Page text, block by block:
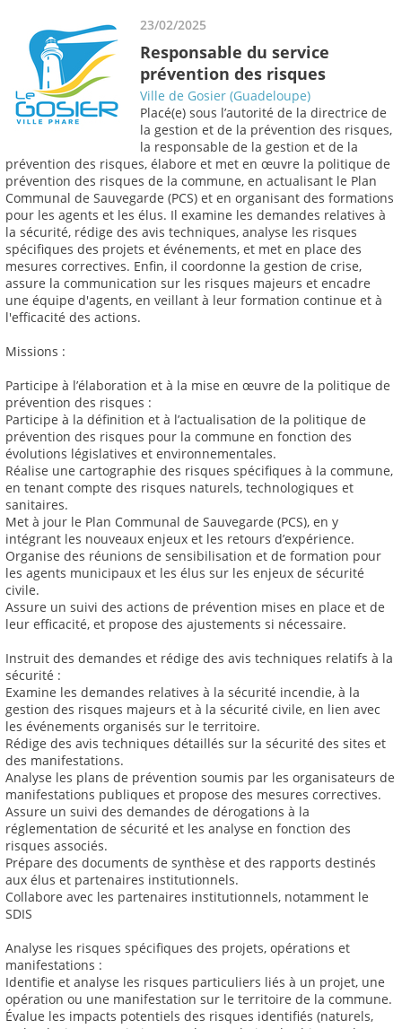
23/02/2025
Responsable du service
prévention des risques
Ville de Gosier (Guadeloupe)
Placé(e) sous l’autorité de la directrice de
la gestion et de la prévention des risques,
la responsable de la gestion et de la
prévention des risques, élabore et met en œuvre la politique de
prévention des risques de la commune, en actualisant le Plan
Communal de Sauvegarde (PCS) et en organisant des formations
pour les agents et les élus. Il examine les demandes relatives à
la sécurité, rédige des avis techniques, analyse les risques
spécifiques des projets et événements, et met en place des
mesures correctives. Enfin, il coordonne la gestion de crise,
assure la communication sur les risques majeurs et encadre
une équipe d'agents, en veillant à leur formation continue et à
l'efficacité des actions.
Missions :
Participe à l’élaboration et à la mise en œuvre de la politique de
prévention des risques :
Participe à la définition et à l’actualisation de la politique de
prévention des risques pour la commune en fonction des
évolutions législatives et environnementales.
Réalise une cartographie des risques spécifiques à la commune,
en tenant compte des risques naturels, technologiques et
sanitaires.
Met à jour le Plan Communal de Sauvegarde (PCS), en y
intégrant les nouveaux enjeux et les retours d’expérience.
Organise des réunions de sensibilisation et de formation pour
les agents municipaux et les élus sur les enjeux de sécurité
civile.
Assure un suivi des actions de prévention mises en place et de
leur efficacité, et propose des ajustements si nécessaire.
Instruit des demandes et rédige des avis techniques relatifs à la
sécurité :
Examine les demandes relatives à la sécurité incendie, à la
gestion des risques majeurs et à la sécurité civile, en lien avec
les événements organisés sur le territoire.
Rédige des avis techniques détaillés sur la sécurité des sites et
des manifestations.
Analyse les plans de prévention soumis par les organisateurs de
manifestations publiques et propose des mesures correctives.
Assure un suivi des demandes de dérogations à la
réglementation de sécurité et les analyse en fonction des
risques associés.
Prépare des documents de synthèse et des rapports destinés
aux élus et partenaires institutionnels.
Collabore avec les partenaires institutionnels, notamment le
SDIS
Analyse les risques spécifiques des projets, opérations et
manifestations :
Identifie et analyse les risques particuliers liés à un projet, une
opération ou une manifestation sur le territoire de la commune.
Évalue les impacts potentiels des risques identifiés (naturels,